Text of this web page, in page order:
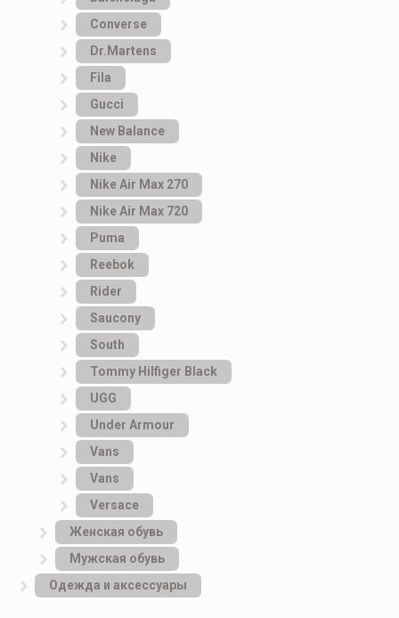
Converse
Dr.Martens
Fila
Gucci
New Balance
Nike
Nike Air Max 270
Nike Air Max 720
Puma
Reebok
Rider
Saucony
South
Tommy Hilfiger Black
UGG
Under Armour
Vans
Vans
Versace
Женская обувь
Мужская обувь
Одежда и аксессуары